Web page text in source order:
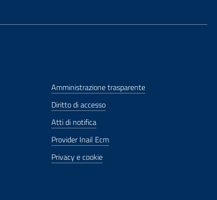
Amministrazione trasparente
Diritto di accesso
Atti di notifica
Provider Inail Ecm
Privacy e cookie